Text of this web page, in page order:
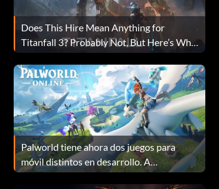
Does This Hire Mean Anything for
Titanfall 3? Probably Not, But Here’s Why
Fans Are Hopeful
Palworld tiene ahora dos juegos para
móvil distintos en desarrollo. A
continuación te explicamos por qué.